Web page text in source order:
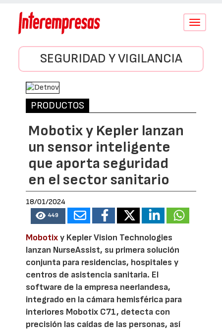
Conmutar
SEGURIDAD Y VIGILANCIA
PRODUCTOS
Mobotix y Kepler lanzan
un sensor inteligente
que aporta seguridad
en el sector sanitario
18/01/2024
449
Mobotixy Kepler Vision Technologies
lanzan NurseAssist, su primera solución
conjunta para residencias, hospitales y
centros de asistencia sanitaria. El
software de la empresa neerlandesa,
integrado en la cámara hemisférica para
interiores Mobotix C71, detecta con
precisión las caídas de las personas, así